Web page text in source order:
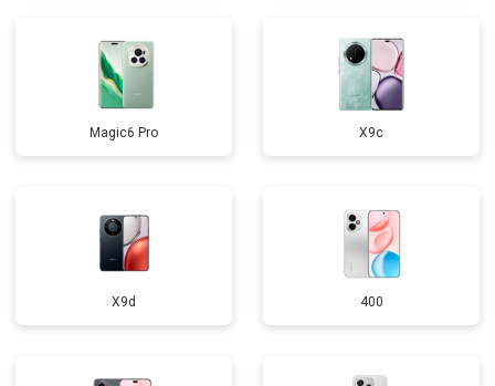
Magic6 Pro X9c
X9d 400